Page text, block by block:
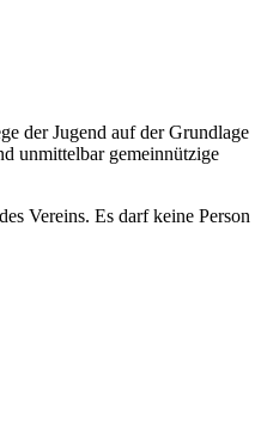
der Jugend auf der Grundlage
unmittelbar gemeinnützige
Vereins. Es darf keine Person